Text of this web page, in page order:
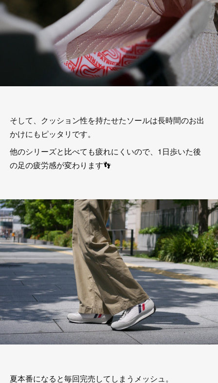
そして、クッション性を持たせたソールは長時間のお出
かけにもピッタリです。
他のシリーズと比べても疲れにくいので、1日歩いた後
の足の疲労感が変わります👣
夏本番になると毎回完売してしまうメッシュ。